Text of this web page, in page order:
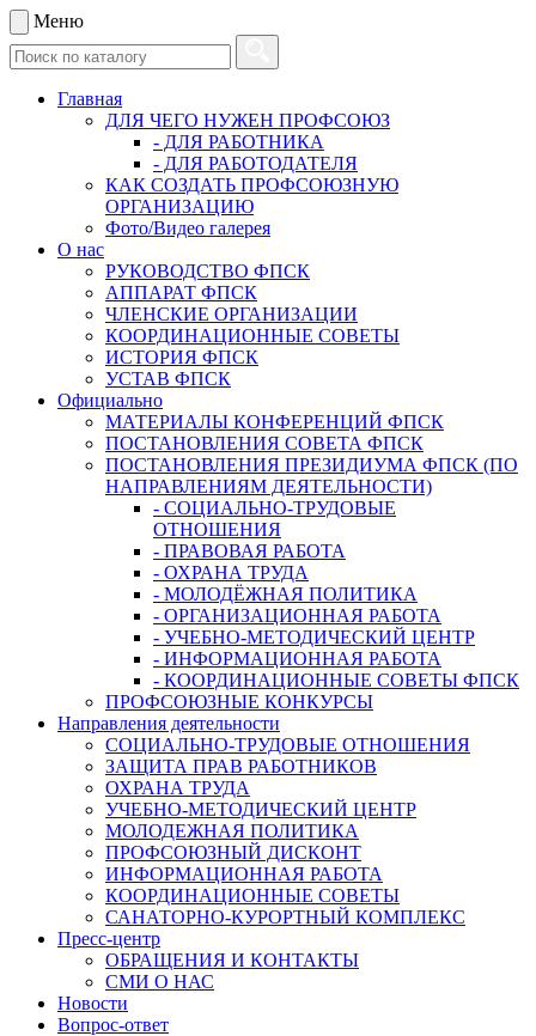
Меню
Главная
ДЛЯ ЧЕГО НУЖЕН ПРОФСОЮЗ
- ДЛЯ РАБОТНИКА
- ДЛЯ РАБОТОДАТЕЛЯ
КАК СОЗДАТЬ ПРОФСОЮЗНУЮ
ОРГАНИЗАЦИЮ
Фото/Видео галерея
О нас
РУКОВОДСТВО ФПСК
АППАРАТ ФПСК
ЧЛЕНСКИЕ ОРГАНИЗАЦИИ
КООРДИНАЦИОННЫЕ СОВЕТЫ
ИСТОРИЯ ФПСК
УСТАВ ФПСК
Официально
МАТЕРИАЛЫ КОНФЕРЕНЦИЙ ФПСК
ПОСТАНОВЛЕНИЯ СОВЕТА ФПСК
ПОСТАНОВЛЕНИЯ ПРЕЗИДИУМА ФПСК (ПО
НАПРАВЛЕНИЯМ ДЕЯТЕЛЬНОСТИ)
- СОЦИАЛЬНО-ТРУДОВЫЕ
ОТНОШЕНИЯ
- ПРАВОВАЯ РАБОТА
- ОХРАНА ТРУДА
- МОЛОДЁЖНАЯ ПОЛИТИКА
- ОРГАНИЗАЦИОННАЯ РАБОТА
- УЧЕБНО-МЕТОДИЧЕСКИЙ ЦЕНТР
- ИНФОРМАЦИОННАЯ РАБОТА
- КООРДИНАЦИОННЫЕ СОВЕТЫ ФПСК
ПРОФСОЮЗНЫЕ КОНКУРСЫ
Направления деятельности
СОЦИАЛЬНО-ТРУДОВЫЕ ОТНОШЕНИЯ
ЗАЩИТА ПРАВ РАБОТНИКОВ
ОХРАНА ТРУДА
УЧЕБНО-МЕТОДИЧЕСКИЙ ЦЕНТР
МОЛОДЕЖНАЯ ПОЛИТИКА
ПРОФСОЮЗНЫЙ ДИСКОНТ
ИНФОРМАЦИОННАЯ РАБОТА
КООРДИНАЦИОННЫЕ СОВЕТЫ
САНАТОРНО-КУРОРТНЫЙ КОМПЛЕКС
Пресс-центр
ОБРАЩЕНИЯ И КОНТАКТЫ
СМИ О НАС
Новости
Вопрос-ответ